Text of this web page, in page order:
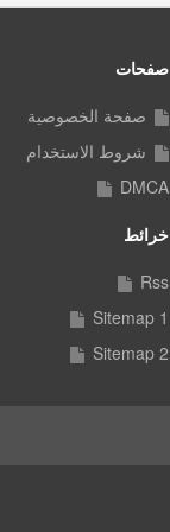
صفحات
صفحة الخصوصية
شروط الاستخدام
DMCA
خرائط
Rss
Sitemap 1
Sitemap 2